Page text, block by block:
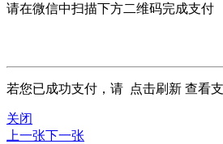
请在微信中扫描下方二维码完成支付
若您已成功支付，请 点击刷新 查看
关闭
上一张下一张